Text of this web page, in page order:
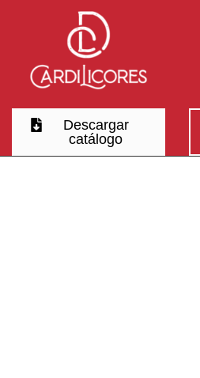
Descargar
catálogo